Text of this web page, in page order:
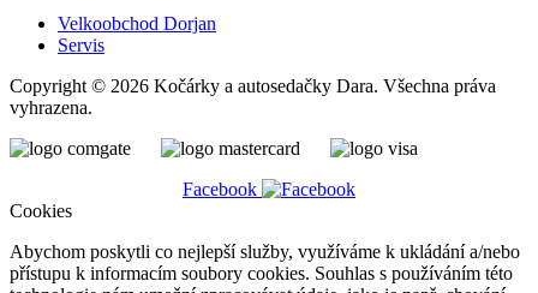
Velkoobchod Dorjan
Servis
Copyright © 2026 Kočárky a autosedačky Dara. Všechna práva
vyhrazena.
Facebook
Cookies
Abychom poskytli co nejlepší služby, využíváme k ukládání a/nebo
přístupu k informacím soubory cookies. Souhlas s používáním této